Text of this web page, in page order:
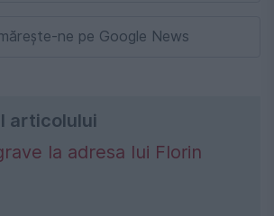
ne pe Google News
articolului
la adresa lui Florin